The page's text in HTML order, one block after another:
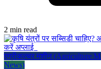
2 min read
एग्रीकल्चर मशीन (Agriculture
News)